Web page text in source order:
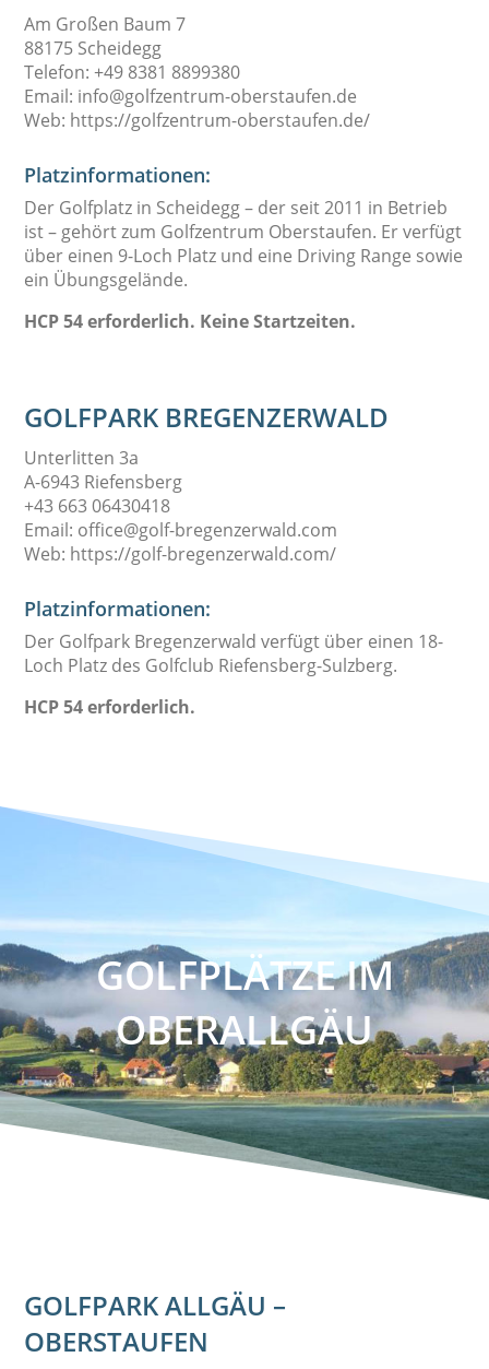
Am Großen Baum 7
88175 Scheidegg
Telefon: +49 8381 8899380
Email: info@golfzentrum-oberstaufen.de
Web: https://golfzentrum-oberstaufen.de/
Platzinformationen:
Der Golfplatz in Scheidegg – der seit 2011 in Betrieb
ist – gehört zum Golfzentrum Oberstaufen. Er verfügt
über einen 9-Loch Platz und eine Driving Range sowie
ein Übungsgelände.
HCP 54 erforderlich. Keine Startzeiten.
GOLFPARK BREGENZERWALD
Unterlitten 3a
A-6943 Riefensberg
+43 663 06430418
Email: office@golf-bregenzerwald.com
Web: https://golf-bregenzerwald.com/
Platzinformationen:
Der Golfpark Bregenzerwald verfügt über einen 18-
Loch Platz des Golfclub Riefensberg-Sulzberg.
HCP 54 erforderlich.
GOLFPLÄTZE IM
OBERALLGÄU
GOLFPARK ALLGÄU –
OBERSTAUFEN